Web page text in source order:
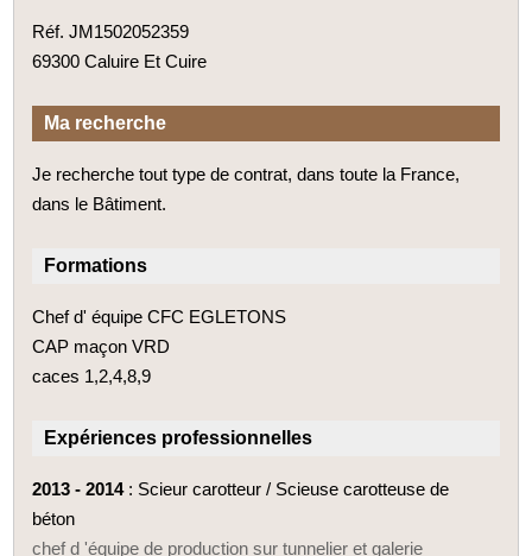
Réf. JM1502052359
69300 Caluire Et Cuire
Ma recherche
Je recherche tout type de contrat, dans toute la France,
dans le Bâtiment.
Formations
Chef d' équipe CFC EGLETONS
CAP maçon VRD
caces 1,2,4,8,9
Expériences professionnelles
2013 - 2014: Scieur carotteur / Scieuse carotteuse de
béton
chef d 'équipe de production sur tunnelier et galerie